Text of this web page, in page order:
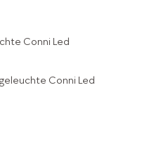
Conni Led
Conni Led